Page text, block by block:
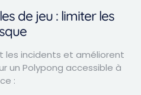
de jeu : limiter les
les incidents et améliorent
un Polypong accessible à
: